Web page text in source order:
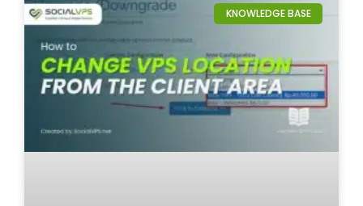
KNOWLEDGE BASE